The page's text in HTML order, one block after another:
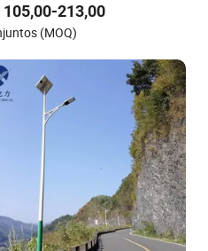
105,00-213,00
(MOQ)